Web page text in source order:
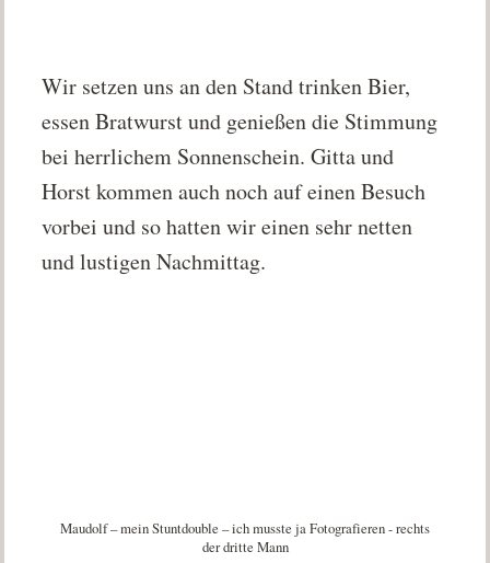
Wir setzen uns an den Stand trinken Bier,
essen Bratwurst und genießen die Stimmung
bei herrlichem Sonnenschein. Gitta und
Horst kommen auch noch auf einen Besuch
vorbei und so hatten wir einen sehr netten
und lustigen Nachmittag.
Maudolf – mein Stuntdouble – ich musste ja Fotografieren - rechts
der dritte Mann